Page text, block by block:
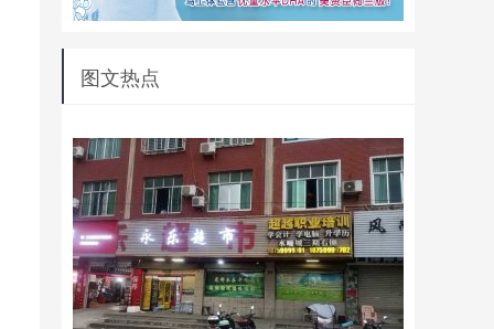
图文热点